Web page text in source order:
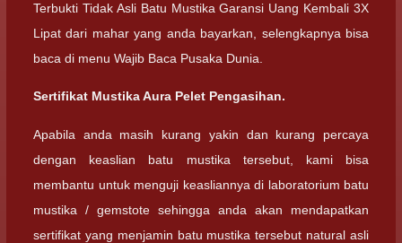
Terbukti Tidak Asli Batu Mustika Garansi Uang Kembali 3X
Lipat dari mahar yang anda bayarkan, selengkapnya bisa
baca di menu Wajib Baca Pusaka Dunia.
Sertifikat Mustika Aura Pelet Pengasihan.
Apabila anda masih kurang yakin dan kurang percaya
dengan keaslian batu mustika tersebut, kami bisa
membantu untuk menguji keasliannya di laboratorium batu
mustika / gemstote sehingga anda akan mendapatkan
sertifikat yang menjamin batu mustika tersebut natural asli